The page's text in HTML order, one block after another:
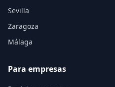
Sevilla
Zaragoza
Málaga
Para empresas